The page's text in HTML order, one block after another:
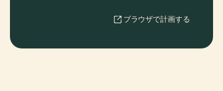
ブラウザで計画する